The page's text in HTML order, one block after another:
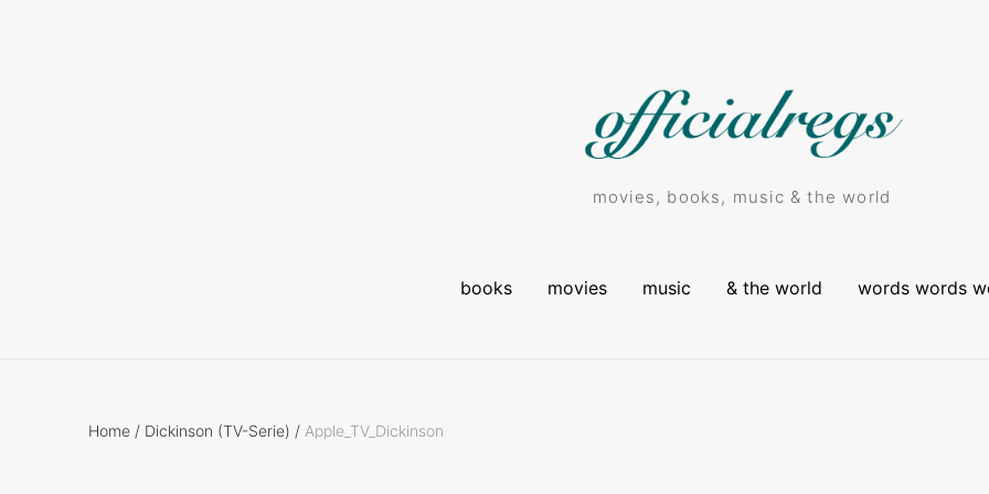
movies, books, music & the world
books movies music & the world words words
Home / Dickinson (TV-Serie) / Apple_TV_Dickinson